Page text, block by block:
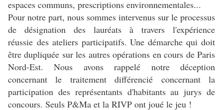
espaces communs, prescriptions environnementales...
Pour notre part, nous sommes intervenus sur le processus
de désignation des lauréats à travers l'expérience
réussie des ateliers participatifs. Une démarche qui doit
être dupliquée sur les autres opérations en cours de Paris
Nord-Est. Nous avons rappelé notre déception
concernant le traitement différencié concernant la
participation des représentants d'habitants au jurys de
concours. Seuls P&Ma et la RIVP ont joué le jeu !